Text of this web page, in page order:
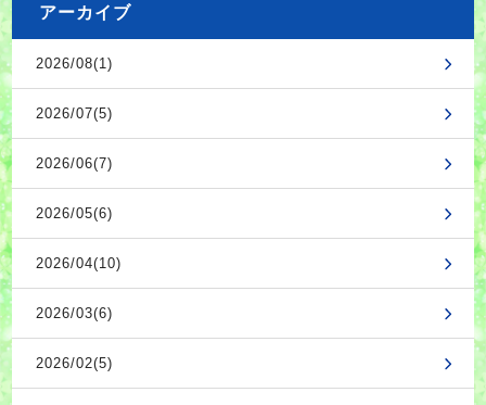
アーカイブ
2026/08(1)
2026/07(5)
2026/06(7)
2026/05(6)
2026/04(10)
2026/03(6)
2026/02(5)